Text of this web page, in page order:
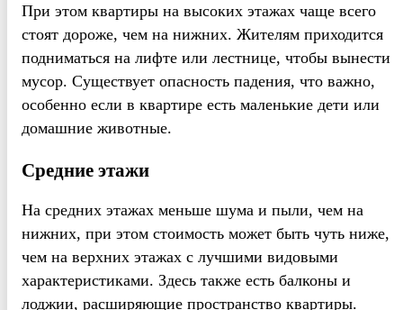
При этом квартиры на высоких этажах чаще всего
стоят дороже, чем на нижних. Жителям приходится
подниматься на лифте или лестнице, чтобы вынести
мусор. Существует опасность падения, что важно,
особенно если в квартире есть маленькие дети или
домашние животные.
Средние этажи
На средних этажах меньше шума и пыли, чем на
нижних, при этом стоимость может быть чуть ниже,
чем на верхних этажах с лучшими видовыми
характеристиками. Здесь также есть балконы и
лоджии, расширяющие пространство квартиры.